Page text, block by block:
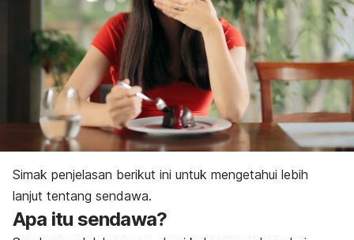
Simak penjelasan berikut ini untuk mengetahui lebih
lanjut tentang sendawa.
Apa itu sendawa?